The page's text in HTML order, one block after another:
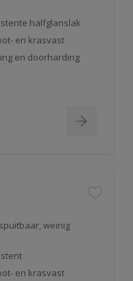
halfglanslak
en krasvast
en doorharding
weinig
en krasvast